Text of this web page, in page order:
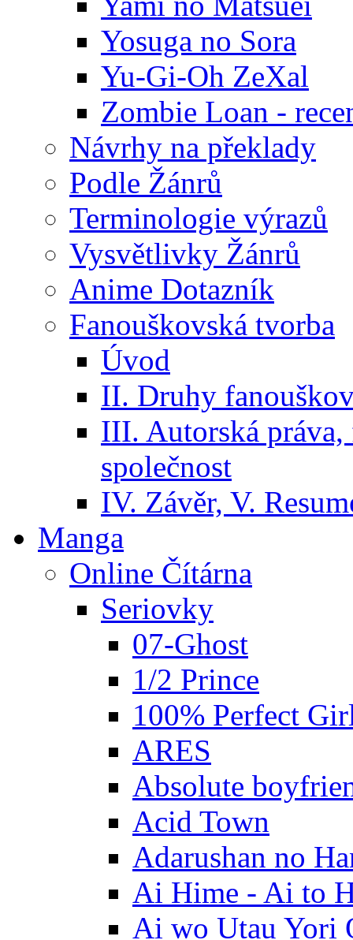
Yosuga no Sora
Yu-Gi-Oh ZeXal
Zombie Loan -
Návrhy na překlady
Podle Žánrů
Terminologie výrazů
Vysvětlivky Žánrů
Anime Dotazník
Fanouškovská tvorba
Úvod
II. Druhy
III. Autorská práva,
společnost
IV. Závěr, V.
Manga
Online Čítárna
Seriovky
07-Ghost
1/2 Prince
100% Perfect
ARES
Absolute
Acid Town
Adarushan no
Ai Hime - Ai to
Ai wo Utau Yori